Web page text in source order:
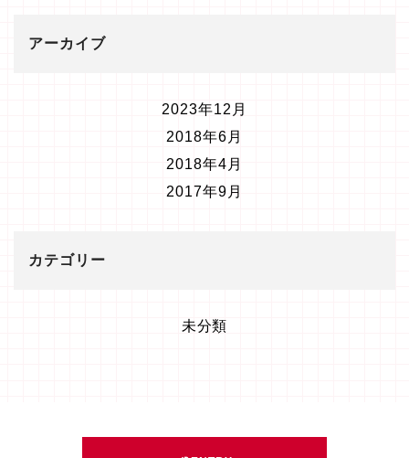
アーカイブ
2023年12月
2018年6月
2018年4月
2017年9月
カテゴリー
未分類